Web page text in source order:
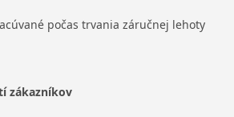
počas trvania záručnej lehoty
zákazníkov